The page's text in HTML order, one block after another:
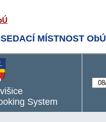
MÍSTNOST ObÚ